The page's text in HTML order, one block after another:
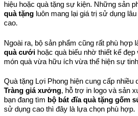
hiệu hoặc quà tặng sự kiện. Những sản
quà tặng luôn mang lại giá trị sử dụng
cao.
Ngoài ra, bộ sản phẩm cũng rất phù hợp
quà cưới hoặc quà biếu nhờ thiết kế
món quà vừa hữu ích vừa thể hiện sự
Quà tặng Lợi Phong hiện cung cấp nhiều
Tràng giá xưởng, hỗ trợ in logo và sản
bạn đang tìm bộ bát đĩa quà tặng gốm
sử dụng cao thì đây là lựa chọn phù hợp.